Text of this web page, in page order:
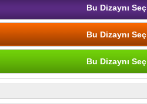
Bu Dizaynı Seç
Bu Dizaynı Seç
Bu Dizaynı Seç